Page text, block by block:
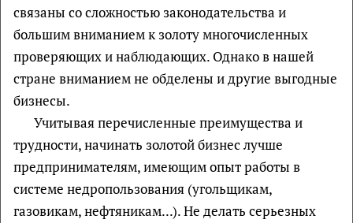
связаны со сложностью законодательства и
большим вниманием к золоту многочисленных
проверяющих и наблюдающих. Однако в нашей
стране вниманием не обделены и другие выгодные
бизнесы.
Учитывая перечисленные преимущества и
трудности, начинать золотой бизнес лучше
предпринимателям, имеющим опыт работы в
системе недропользования (угольщикам,
газовикам, нефтяникам...). Не делать серьезных